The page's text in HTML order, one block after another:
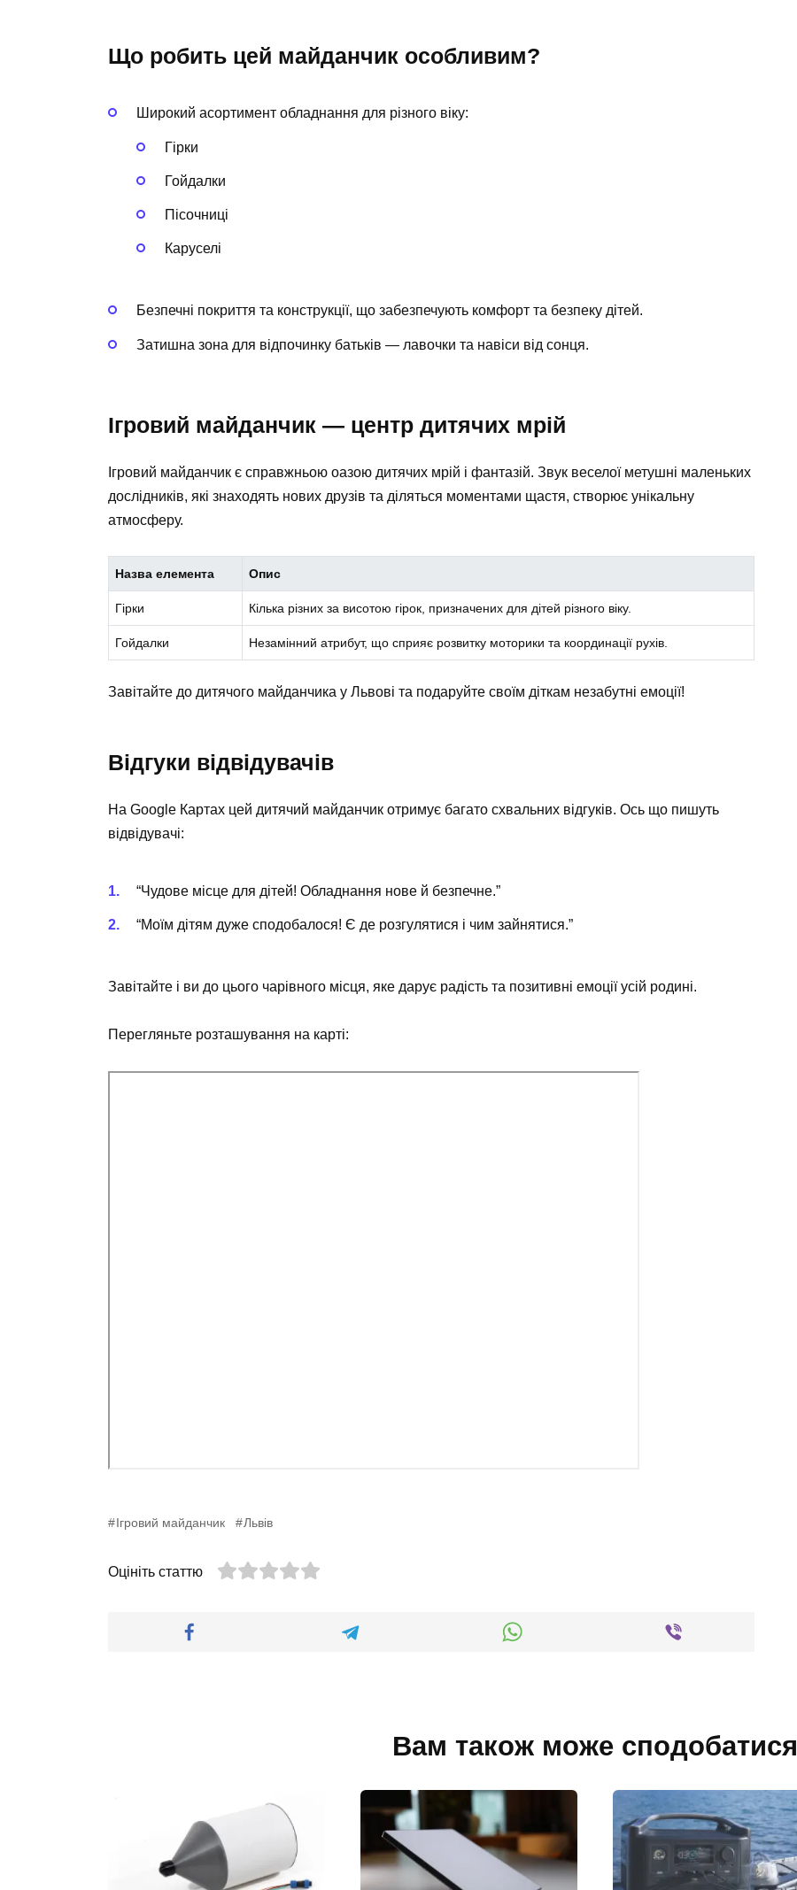
Що робить цей майданчик особливим?
Широкий асортимент обладнання для різного віку:
Гірки
Гойдалки
Пісочниці
Каруселі
Безпечні покриття та конструкції, що забезпечують комфорт та безпеку дітей.
Затишна зона для відпочинку батьків — лавочки та навіси від сонця.
Ігровий майданчик — центр дитячих мрій
Ігровий майданчик є справжньою оазою дитячих мрій і фантазій. Звук веселої метушні маленьких
дослідників, які знаходять нових друзів та діляться моментами щастя, створює унікальну
атмосферу.
Назва елемента Опис
Гірки Кілька різних за висотою гірок, призначених для дітей різного віку.
Гойдалки Незамінний атрибут, що сприяє розвитку моторики та координації рухів.
Завітайте до дитячого майданчика у Львові та подаруйте своїм діткам незабутні емоції!
Відгуки відвідувачів
На Google Картах цей дитячий майданчик отримує багато схвальних відгуків. Ось що пишуть
відвідувачі:
“Чудове місце для дітей! Обладнання нове й безпечне.”
“Моїм дітям дуже сподобалося! Є де розгулятися і чим зайнятися.”
Завітайте і ви до цього чарівного місця, яке дарує радість та позитивні емоції усій родині.
Перегляньте розташування на карті:
Ігровий майданчик Львів
Оцініть статтю
Вам також може сподобатися